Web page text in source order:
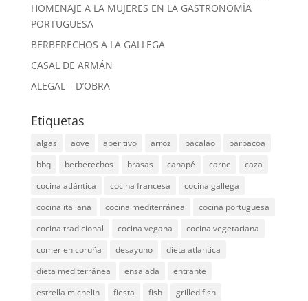
HOMENAJE A LA MUJERES EN LA GASTRONOMÍA
PORTUGUESA
BERBERECHOS A LA GALLEGA
CASAL DE ARMÁN
ALEGAL – D’OBRA
Etiquetas
algas aove aperitivo arroz bacalao
barbacoa
bbq
berberechos brasas canapé carne
caza
cocina atlántica
cocina francesa
cocina gallega
cocina italiana
cocina mediterránea
cocina portuguesa
cocina tradicional
cocina vegana
cocina vegetariana
comer en coruña
desayuno
dieta atlantica
dieta mediterránea
ensalada
entrante
estrella michelin
fiesta fish
grilled fish